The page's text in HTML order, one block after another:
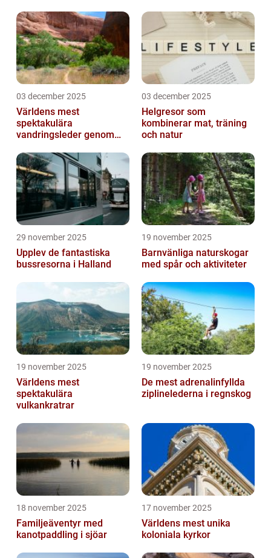
03 december 2025
Världens mest
spektakulära
vandringsleder genom
03 december 2025
Helgresor som
kombinerar mat, träning
och natur
29 november 2025
Upplev de fantastiska
bussresorna i Halland
19 november 2025
Barnvänliga naturskogar
med spår och aktiviteter
19 november 2025
Världens mest
spektakulära
vulkankratrar
19 november 2025
De mest adrenalinfyllda
ziplinelederna i regnskog
18 november 2025
Familjeäventyr med
kanotpaddling i sjöar
17 november 2025
Världens mest unika
koloniala kyrkor